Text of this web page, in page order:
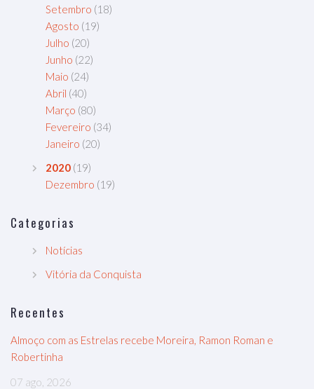
Setembro (18)
Agosto (19)
Julho (20)
Junho (22)
Maio (24)
Abril (40)
Março (80)
Fevereiro (34)
Janeiro (20)
2020 (19)
Dezembro (19)
Categorias
Notícias
Vitória da Conquista
Recentes
Almoço com as Estrelas recebe Moreira, Ramon Roman e
Robertinha
07 ago, 2026